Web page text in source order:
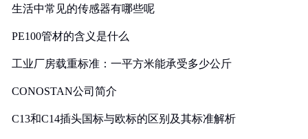
生活中常见的传感器有哪些呢
PE100管材的含义是什么
工业厂房载重标准：一平方米能承受多少公斤
CONOSTAN公司简介
C13和C14插头国标与欧标的区别及其标准解析